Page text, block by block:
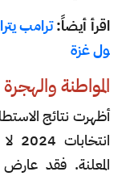
اقرأ أيضاً:ترامب
ول غزة
المواطنة والهجرة
أظهرت نتائج
المعلنة. فقد